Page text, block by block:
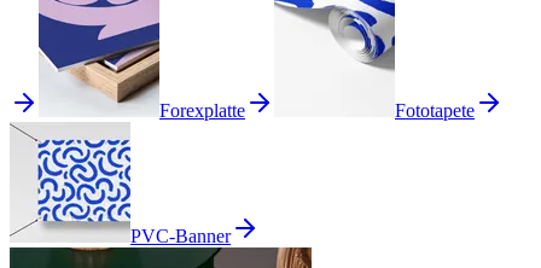
Forexplatte Fototapete
PVC-Banner